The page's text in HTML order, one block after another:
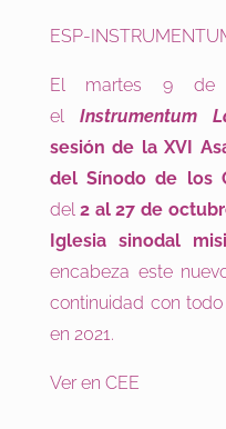
ESP-
El martes 9 de
el Instrumentum
sesión de la XVI
del Sínodo de los
del2 al 27 de
Iglesia sinodal
encabeza este
continuidad con
en 2021.
Ver en CEE